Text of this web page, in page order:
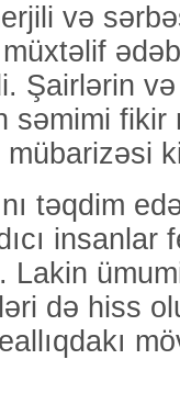
və
Şairlərin və
səmimi
təqdim
insanlar
Lakin
də hiss